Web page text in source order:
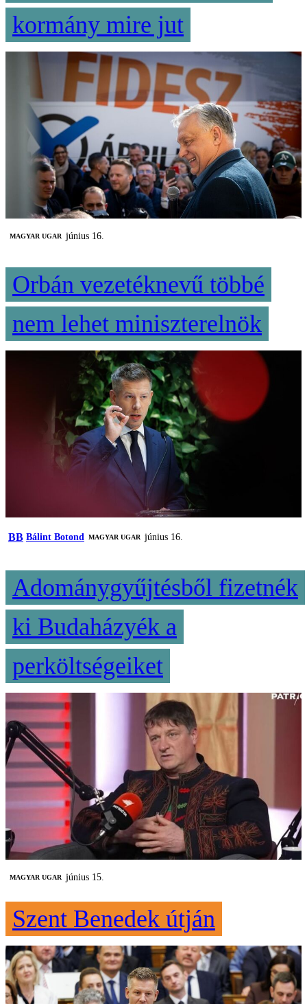
kormány mire jut
MAGYAR UGAR június 16.
Orbán vezetéknevű többé
nem lehet miniszterelnök
BB Bálint Botond MAGYAR UGAR június 16.
Adománygyűjtésből fizetnék
ki Budaházyék a
perköltségeiket
MAGYAR UGAR június 15.
Szent Benedek útján